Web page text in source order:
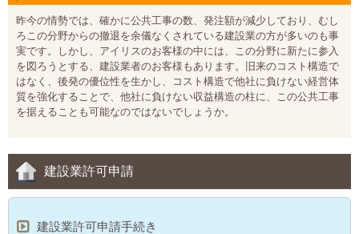
昨今の情勢では、確かに公共工事の数、発注額が減少しており、むし
ろこの分野からの撤退を余儀なくされている建設業の方が多いのも事
実です。しかし、アイリスのお客様の中には、この分野に新たに参入
を図ろうとする、建設業者のお客様もあります。旧来のコスト構造で
はなく、後発の優位性を生かし、コスト構造で他社に負けない経営体
質を強化することで、他社に負けない収益構造の柱に、この公共工事
を据えることも可能なのではないでしょうか。
建設業許可申請
建設業許可申請手続き